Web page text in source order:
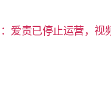
爱责已停止运营，视